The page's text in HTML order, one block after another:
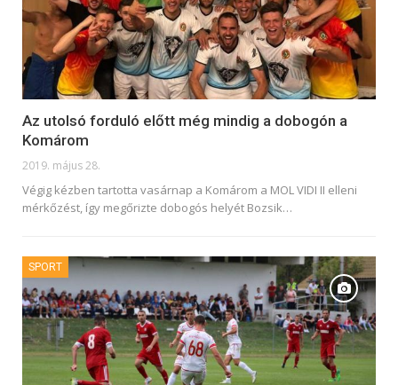
Az utolsó forduló előtt még mindig a dobogón a
Komárom
2019. május 28.
Végig kézben tartotta vasárnap a Komárom a MOL VIDI II elleni
mérkőzést, így megőrizte dobogós helyét Bozsik…
SPORT